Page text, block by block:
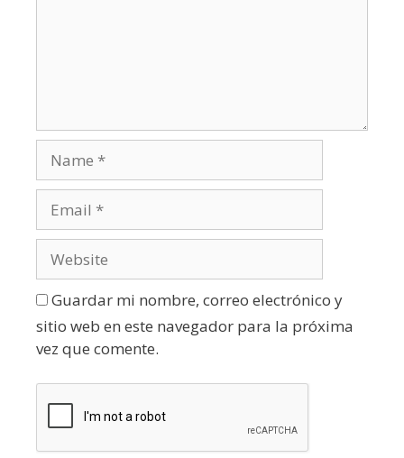
Guardar mi nombre, correo electrónico y
sitio web en este navegador para la próxima
vez que comente.